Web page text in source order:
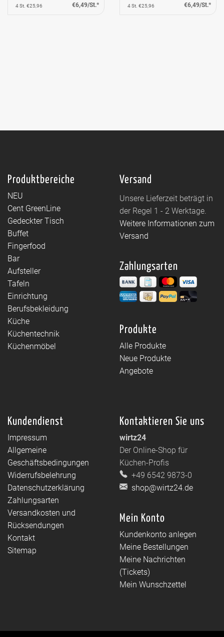
4 St. €25,96 €6,49/St.* 4 St. €25,96 €6,49/St.*
Produktbereiche
NEU
Cent GreenLine
Gedeckter Tisch
Buffet
Fingerfood
Bar
Aufsteller
Tafeln
Einrichtung
Berufsbekleidung
Küche
Küchentechnik
Küchenmöbel
Versand
Unsere Lieferzeit beträgt in
der Regel 1 - 2 Werktage.
Weitere Informationen zum
Versand
Zahlungsarten
Produkte
Alle Produkte
Neue Produkte
Angebote
Kundendienst
Impressum
Allgemeine
Geschäftsbedingungen
Widerrufsbelehrung
Datenschutzerklärung
Zahlungsarten
Versandkosten und
Rücksendungen
Kontakt
Sitemap
Kontaktieren Sie uns
wirtz24
Der Online-Shop für
Küchen-Profis
+49 6542 9873-0
shop@wirtz24.de
Mein Konto
Kundenkonto anlegen
Meine Bestellungen
Meine Nachrichten
(Tickets)
Mein Wunschzettel